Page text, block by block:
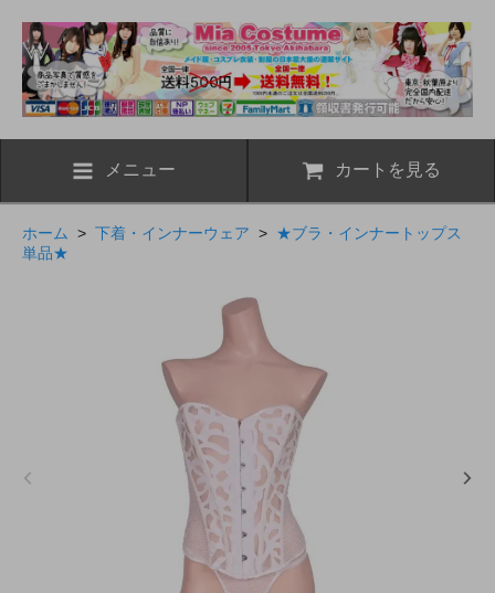
メニュー カートを見る
ホーム > 下着・インナーウェア > ★ブラ・インナートップス
単品★